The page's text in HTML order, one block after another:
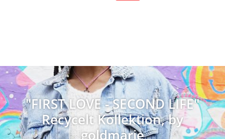
"FIRST LOVE - SECOND LIFE"
Recycelt Kollektion, by
goldmarie